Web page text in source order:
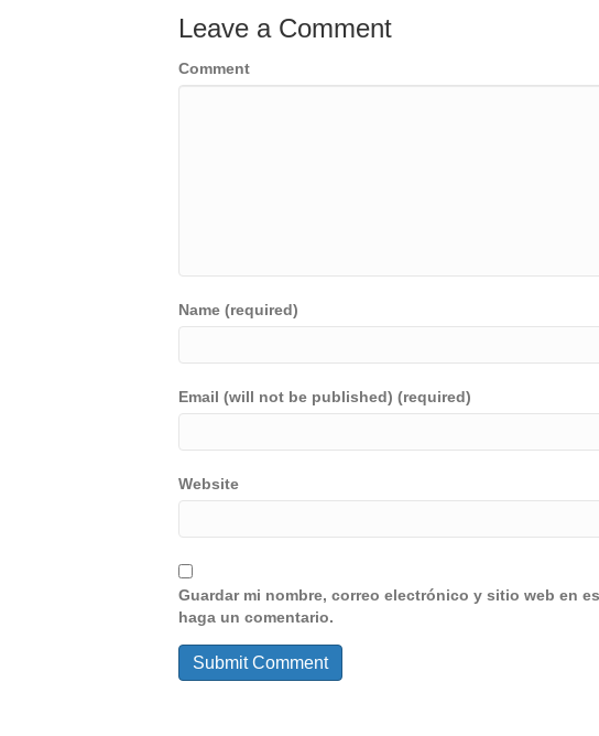
Leave a Comment
Comment
Name (required)
Email (will not be published) (required)
Website
Guardar mi nombre, correo electrónico y sitio web en
haga un comentario.